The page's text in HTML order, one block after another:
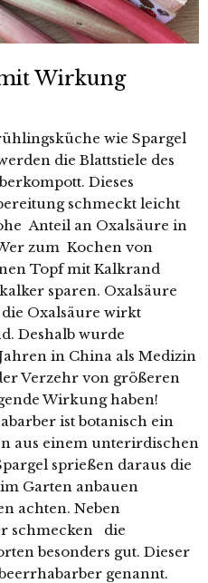
Wirkung
wie Spargel
die Blattstiele des
Dieses
schmeckt leicht
Anteil an Oxalsäure in
zum Kochen von
Topf mit Kalkrand
sparen. Oxalsäure
Oxalsäure wirkt
Deshalb wurde
in China als Medizin
Verzehr von größeren
Wirkung haben!
ist botanisch ein
aus einem unterirdischen
sprießen daraus die
Garten anbauen
achten. Neben
schmecken die
besonders gut. Dieser
genannt.